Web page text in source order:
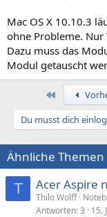
Mac OS X 10.10.3
ohne Probleme.
Dazu muss das
Modul getauscht
Erste
Du musst dich
Ähnliche Themen
T Acer Aspire
Thilo Wolff
Antworten 3 15.